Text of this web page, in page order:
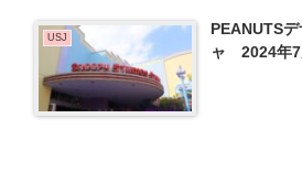
USJ
PEANUTS
ャ 2024年7